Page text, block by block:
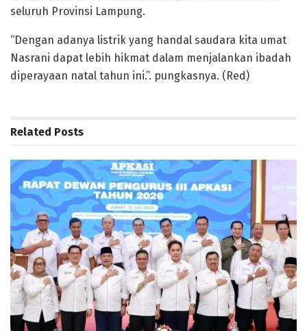
seluruh Provinsi Lampung.
“Dengan adanya listrik yang handal saudara kita umat
Nasrani dapat lebih hikmat dalam menjalankan ibadah
diperayaan natal tahun ini.”. pungkasnya. (Red)
Related Posts